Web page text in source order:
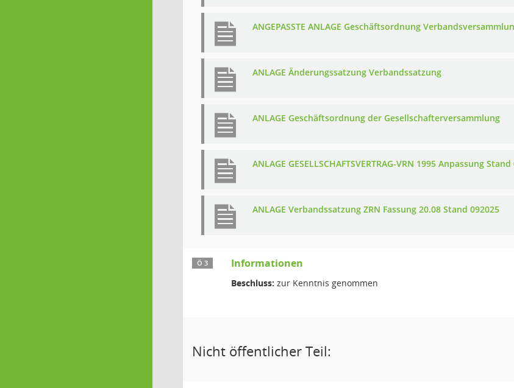
ANGEPASSTE ANLAGE Geschäftsordnung
ANLAGE Änderungssatzung Verbandssatzung
ANLAGE Geschäftsordnung der Gesellschafterversammlung
ANLAGE GESELLSCHAFTSVERTRAG-VRN 1995 Anpassung
ANLAGE Verbandssatzung ZRN Fassung 20.08 Stand 092025
Ö 3 Informationen
Beschluss: zur Kenntnis genommen
Nicht öffentlicher Teil: